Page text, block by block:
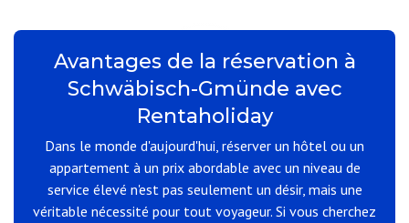
Avantages de la réservation à
Schwäbisch-Gmünde avec
Rentaholiday
Dans le monde d'aujourd'hui, réserver un hôtel ou un
appartement à un prix abordable avec un niveau de
service élevé n'est pas seulement un désir, mais une
véritable nécessité pour tout voyageur. Si vous cherchez